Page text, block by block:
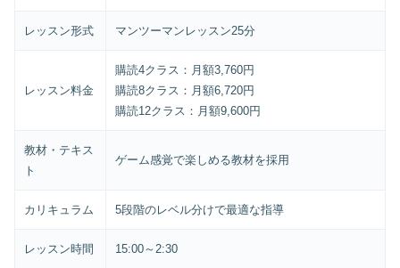
レッスン形式 マンツーマンレッスン25分
レッスン料金
購読4クラス：月額3,760円
購読8クラス：月額6,720円
購読12クラス：月額9,600円
教材・テキス
ト
ゲーム感覚で楽しめる教材を採用
カリキュラム 5段階のレベル分けで最適な指導
レッスン時間 15:00～2:30